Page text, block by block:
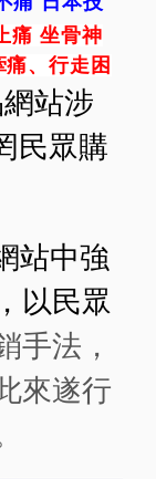
痛 坐骨神
、行走困
站涉
民眾購
站中強
以民眾
手法，
來遂行